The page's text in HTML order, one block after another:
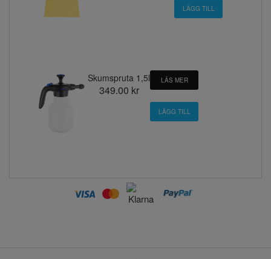
Skumspruta 1,5l
349.00 kr
LÄS MER